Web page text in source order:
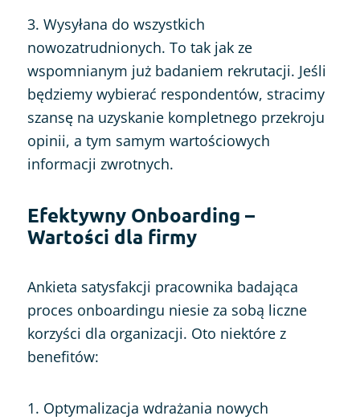
3. Wysyłana do wszystkich
nowozatrudnionych. To tak jak ze
wspomnianym już badaniem rekrutacji. Jeśli
będziemy wybierać respondentów, stracimy
szansę na uzyskanie kompletnego przekroju
opinii, a tym samym wartościowych
informacji zwrotnych.
Efektywny Onboarding –
Wartości dla firmy
Ankieta satysfakcji pracownika badająca
proces onboardingu niesie za sobą liczne
korzyści dla organizacji. Oto niektóre z
benefitów:
1. Optymalizacja wdrażania nowych